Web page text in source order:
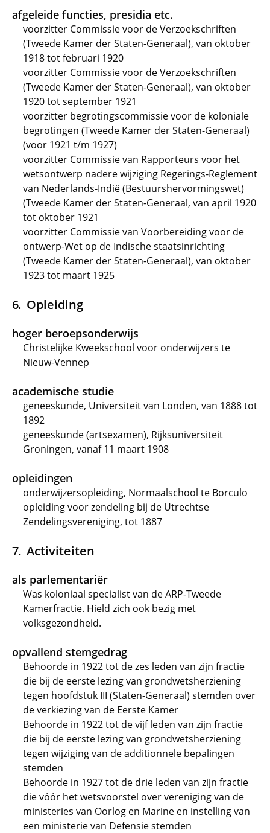
afgeleide functies, presidia etc.
voorzitter Commissie voor de Verzoekschriften
(Tweede Kamer der Staten-Generaal), van oktober
1918 tot februari 1920
voorzitter Commissie voor de Verzoekschriften
(Tweede Kamer der Staten-Generaal), van oktober
1920 tot september 1921
voorzitter begrotingscommissie voor de koloniale
begrotingen (Tweede Kamer der Staten-Generaal)
(voor 1921 t/m 1927)
voorzitter Commissie van Rapporteurs voor het
wetsontwerp nadere wijziging Regerings-Reglement
van Nederlands-Indië (Bestuurshervormingswet)
(Tweede Kamer der Staten-Generaal, van april 1920
tot oktober 1921
voorzitter Commissie van Voorbereiding voor de
ontwerp-Wet op de Indische staatsinrichting
(Tweede Kamer der Staten-Generaal), van oktober
1923 tot maart 1925
Opleiding
hoger beroepsonderwijs
Christelijke Kweekschool voor onderwijzers te
Nieuw-Vennep
academische studie
geneeskunde, Universiteit van Londen, van 1888 tot
1892
geneeskunde (artsexamen), Rijksuniversiteit
Groningen, vanaf 11 maart 1908
opleidingen
onderwijzersopleiding, Normaalschool te Borculo
opleiding voor zendeling bij de Utrechtse
Zendelingsvereniging, tot 1887
Activiteiten
als parlementariër
Was koloniaal specialist van de ARP-Tweede
Kamerfractie. Hield zich ook bezig met
volksgezondheid.
opvallend stemgedrag
Behoorde in 1922 tot de zes leden van zijn fractie
die bij de eerste lezing van grondwetsherziening
tegen hoofdstuk III (Staten-Generaal) stemden over
de verkiezing van de Eerste Kamer
Behoorde in 1922 tot de vijf leden van zijn fractie
die bij de eerste lezing van grondwetsherziening
tegen wijziging van de additionnele bepalingen
stemden
Behoorde in 1927 tot de drie leden van zijn fractie
die vóór het wetsvoorstel over vereniging van de
ministeries van Oorlog en Marine en instelling van
een ministerie van Defensie stemden